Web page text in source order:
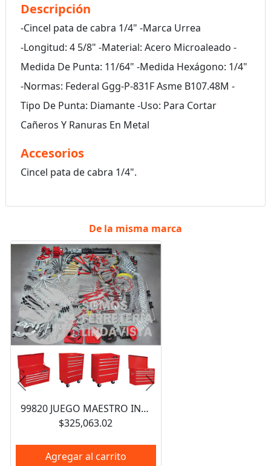
Descripción
-Cincel pata de cabra 1/4" -Marca Urrea
-Longitud: 4 5/8" -Material: Acero Microaleado -
Medida De Punta: 11/64" -Medida Hexágono: 1/4"
-Normas: Federal Ggg-P-831F Asme B107.48M -
Tipo De Punta: Diamante -Uso: Para Cortar
Cañeros Y Ranuras En Metal
Accesorios
Cincel pata de cabra 1/4".
De la misma marca
99820 JUEGO MAESTRO INDUSTRIAL COMBINADO 940 PIEZAS, CON GABINETES EX27M5, EX27M6, EX27S6 URREA
$325,063.02
Agregar al carrito
Anterior Siguiente